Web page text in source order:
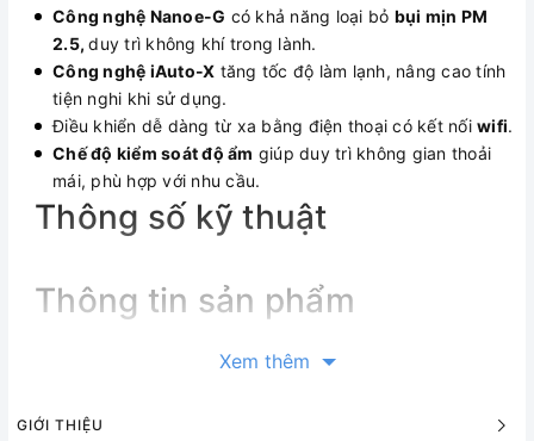
Công nghệ Nanoe-G có khả năng loại bỏ bụi mịn PM
2.5, duy trì không khí trong lành.
Công nghệ iAuto-X tăng tốc độ làm lạnh, nâng cao tính
tiện nghi khi sử dụng.
Điều khiển dễ dàng từ xa bằng điện thoại có kết nối wifi.
Chế độ kiểm soát độ ẩm giúp duy trì không gian thoải
mái, phù hợp với nhu cầu.
Thông số kỹ thuật
Thông tin sản phẩm
Xem thêm
GIỚI THIỆU